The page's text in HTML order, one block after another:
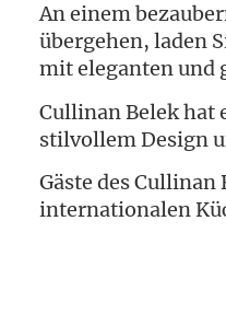
An einem
übergehen, laden
mit eleganten und
Cullinan Belek hat
stilvollem Design
Gäste des
internationalen